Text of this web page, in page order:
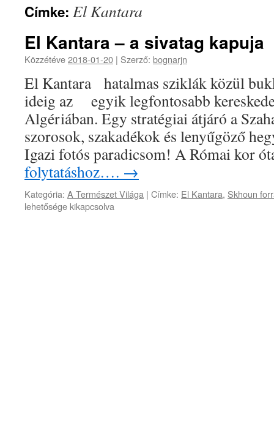
Címke: El Kantara
El Kantara – a sivatag kapuja
Közzétéve2018-01-20 | Szerző: bognarjn
El Kantara hatalmas sziklák közül
ideig az egyik legfontosabb
Algériában. Egy stratégiai átjáró a
szorosok, szakadékok és lenyűgöző
Igazi fotós paradicsom! A Római kor
folytatáshoz…. →
Kategória: A Természet Világa | Címke: El Kantara, Skhoun
lehetősége kikapcsolva